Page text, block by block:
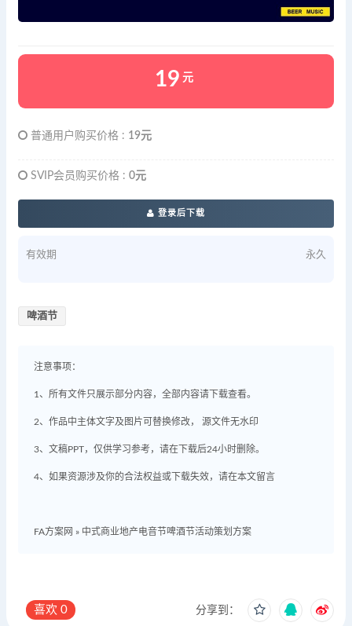
19 元
普通用户购买价格 : 19元
SVIP会员购买价格 : 0元
登录后下载
有效期 永久
啤酒节
注意事项：
1、所有文件只展示部分内容，全部内容请下载查看。
2、作品中主体文字及图片可替换修改， 源文件无水印
3、文稿PPT，仅供学习参考，请在下载后24小时删除。
4、如果资源涉及你的合法权益或下载失效，请在本文留言
FA方案网 » 中式商业地产电音节啤酒节活动策划方案
喜欢 0 分享到：